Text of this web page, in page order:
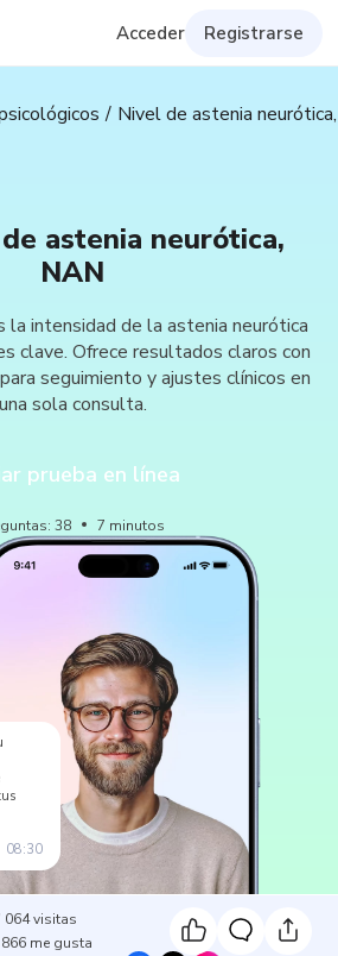
Acceder Registrarse
Nivel de astenia
astenia neurótica,
NAN
la intensidad de la astenia neurótica
clave. Ofrece resultados claros con
seguimiento y ajustes clínicos en
una sola consulta.
prueba en línea
:38 7 minutos
08:30
064visitas
866 me gusta